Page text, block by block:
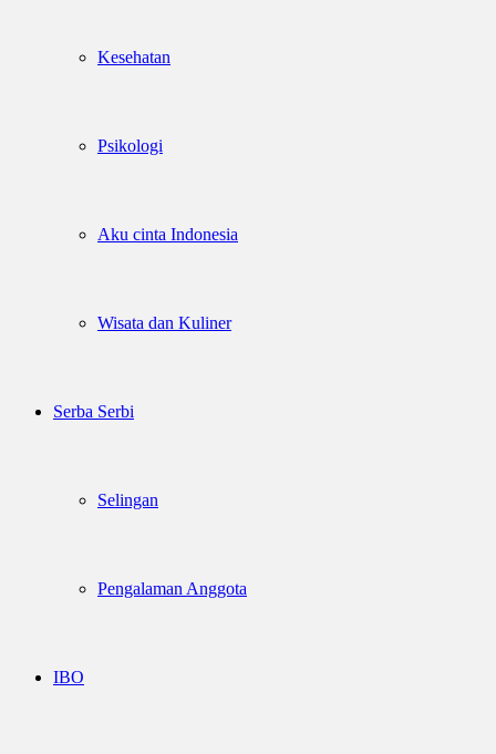
Kesehatan
Psikologi
Aku cinta Indonesia
Wisata dan Kuliner
Serba Serbi
Selingan
Pengalaman Anggota
IBO